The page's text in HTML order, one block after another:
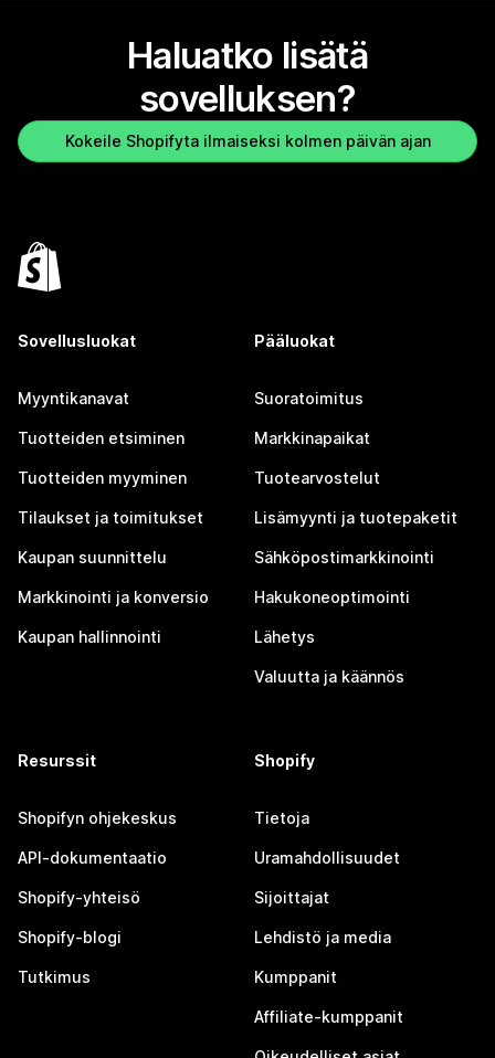
Haluatko lisätä
sovelluksen?
Kokeile Shopifyta ilmaiseksi kolmen päivän ajan
Sovellusluokat
Myyntikanavat
Tuotteiden etsiminen
Tuotteiden myyminen
Tilaukset ja toimitukset
Kaupan suunnittelu
Markkinointi ja konversio
Kaupan hallinnointi
Pääluokat
Suoratoimitus
Markkinapaikat
Tuotearvostelut
Lisämyynti ja tuotepaketit
Sähköpostimarkkinointi
Hakukoneoptimointi
Lähetys
Valuutta ja käännös
Resurssit
Shopifyn ohjekeskus
API-dokumentaatio
Shopify-yhteisö
Shopify-blogi
Tutkimus
Shopify
Tietoja
Uramahdollisuudet
Sijoittajat
Lehdistö ja media
Kumppanit
Affiliate-kumppanit